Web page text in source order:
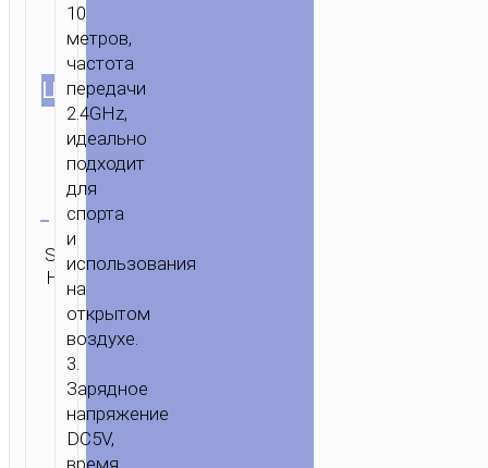
ЦВЕТ
SKU:
Н/Д
Беспроводные
10
метров,
частота
передачи
2.4GHz,
идеально
подходит
для
спорта
и
использования
на
открытом
воздухе.
3.
Зарядное
напряжение
DC5V,